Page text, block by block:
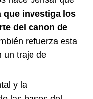
que investiga los
del canon de
refuerza esta
un traje de
y la